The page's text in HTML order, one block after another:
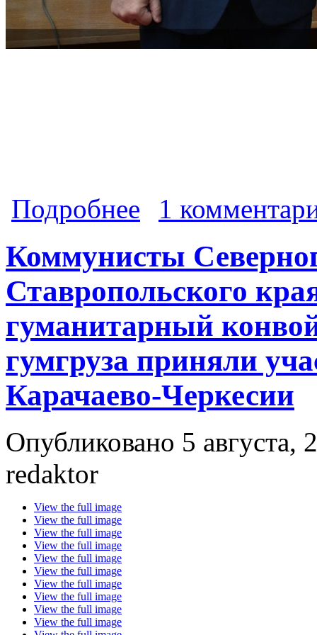
Подробнее о Кемал Бытдаев, член ЦК КПРФ,
зарегистрирован кандидатом в
1
Коммунисты
Ставропольского
гуманитарный
гумгруза приняли
Карачаево-Черкесии
Опубликовано 5 августа,
redaktor
View the full image
View the full image
View the full image
View the full image
View the full image
View the full image
View the full image
View the full image
View the full image
View the full image